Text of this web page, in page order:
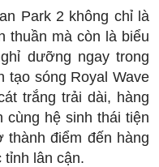
Park 2 không chỉ là
thuần mà còn là biểu
dưỡng ngay trong
tạo sóng Royal Wave
trắng trải dài, hàng
cùng hệ sinh thái tiện
điểm đến hàng
tỉnh lân cận.